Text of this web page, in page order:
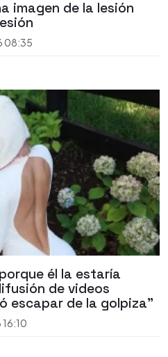
imagen de la lesión
08:35
él la estaría
de videos
escapar de la golpiza"
16:10